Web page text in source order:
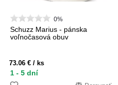
0%
Schuzz Marius - pánska
voľnočasová obuv
73.06 € / ks
1 - 5 dní